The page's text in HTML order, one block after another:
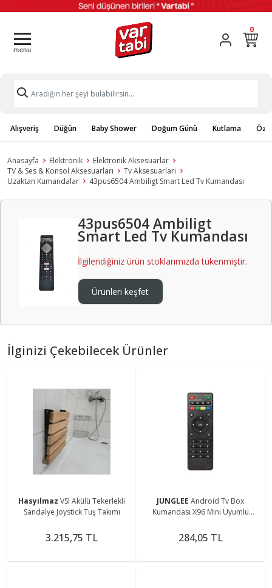
0
Alışveriş Düğün Baby Shower Doğum Günü Kutlama
Anasayfa Elektronik
Elektronik Aksesuarlar
TV & Ses & Konsol Aksesuarları
Tv Aksesuarları
Uzaktan Kumandalar
43pus6504 Ambiligt Smart Led Tv Kumandası
43pus6504 Ambiligt
Smart Led Tv Kumandası
İlgilendiğiniz ürün stoklarımızda tükenmiştir.
Ürünleri keşfet
İlginizi Çekebilecek Ürünler
Hasyılmaz VSI Akülü Tekerlekli
Sandalye Joystick Tuş Takımı
3.215,75 TL
JUNGLEE Android Tv Box
Kumandası X96 Mini Uyumlu
284,05 TL